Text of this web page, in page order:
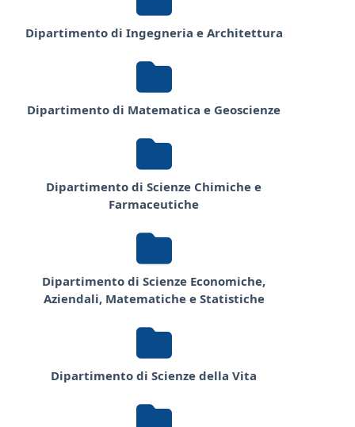
Dipartimento di Ingegneria e Architettura
Dipartimento di Matematica e Geoscienze
Dipartimento di Scienze Chimiche e
Farmaceutiche
Dipartimento di Scienze Economiche,
Aziendali, Matematiche e Statistiche
Dipartimento di Scienze della Vita